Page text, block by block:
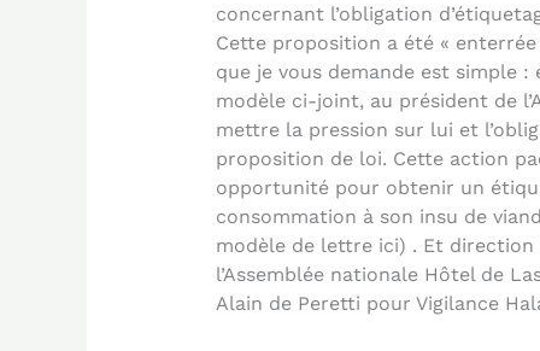
concernant l’obligation
Cette proposition a été « enterrée
que je vous demande est simple
modèle ci-joint, au président de
mettre la pression sur lui et
proposition de loi. Cette action
opportunité pour obtenir un
consommation à son insu de
modèle de lettre ici) . Et
l’Assemblée nationale Hôtel de
Alain de Peretti pour Vigilance
de
l’Assemblée
nationale
!